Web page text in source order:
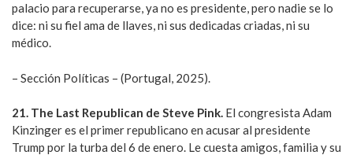
palacio para recuperarse, ya no es presidente, pero nadie se lo
dice: ni su fiel ama de llaves, ni sus dedicadas criadas, ni su
médico.
– Sección Políticas – (Portugal, 2025).
21. The Last Republican de Steve Pink. El congresista Adam
Kinzinger es el primer republicano en acusar al presidente
Trump por la turba del 6 de enero. Le cuesta amigos, familia y su